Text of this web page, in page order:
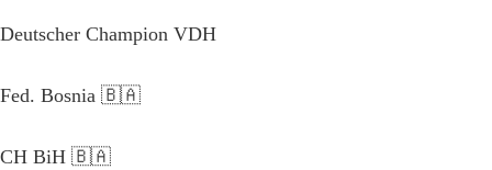
Deutscher Champion VDH
Fed. Bosnia 🇧🇦
CH BiH 🇧🇦